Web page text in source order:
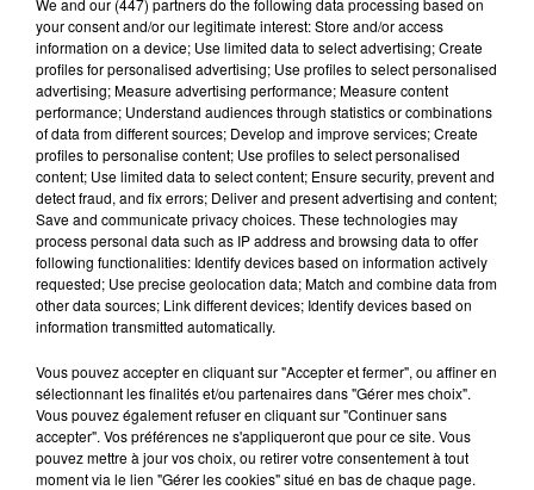
abattre et a commencé le rugby fauteuil en 2012.
David Berty se dit très touché par cette nouvelle : «je
n’imaginais pas que de son vivant, une personne pouvait
avoir quelque chose à son nom. J’ai dit à la personne qui
me l’a proposé que je comptais rester encore un petit
moment sur terre !», ironise l’ancien joueur.
Aucune date n’est fixée pour l’inauguration du stade,
mais celle-ci devrait avoir lieu courant juin selon le
maire de Saint-Jory Victor Denouvion.
David Berty réagit au baptême du stade e Saint-Jory à
son nom
your consent and/or our legitimate interest: Store and/or access
information on a device; Use limited data to select advertising; Create
profiles for personalised advertising; Use profiles to select personalised
advertising; Measure advertising performance; Measure content
performance; Understand audiences through statistics or combinations
of data from different sources; Develop and improve services; Create
profiles to personalise content; Use profiles to select personalised
content; Use limited data to select content; Ensure security, prevent and
detect fraud, and fix errors; Deliver and present advertising and content;
Save and communicate privacy choices. These technologies may
process personal data such as IP address and browsing data to offer
following functionalities: Identify devices based on information actively
requested; Use precise geolocation data; Match and combine data from
other data sources; Link different devices; Identify devices based on
information transmitted automatically.
Vous pouvez accepter en cliquant sur "Accepter et fermer", ou affiner en
sélectionnant les finalités et/ou partenaires dans "Gérer mes choix".
Vous pouvez également refuser en cliquant sur "Continuer sans
accepter". Vos préférences ne s'appliqueront que pour ce site. Vous
pouvez mettre à jour vos choix, ou retirer votre consentement à tout
moment via le lien "Gérer les cookies" situé en bas de chaque page.